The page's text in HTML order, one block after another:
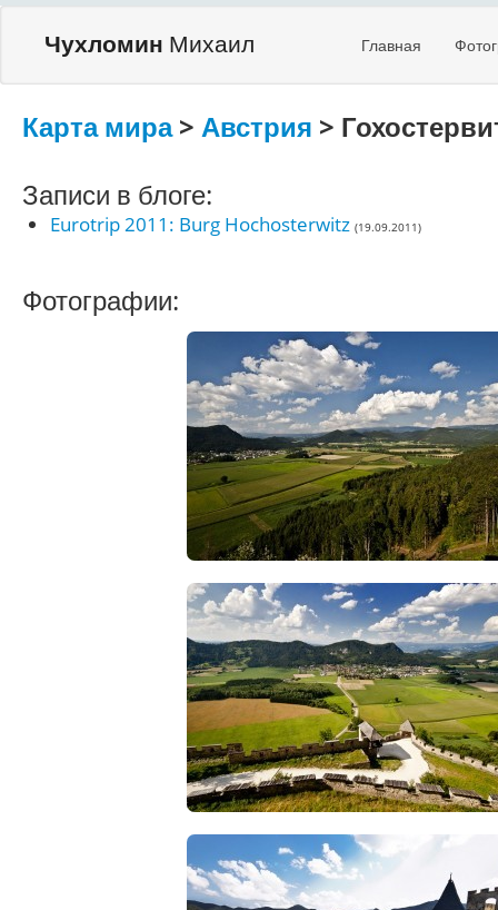
Чухломин Михаил Главная
Карта мира> Австрия >
Записи в блоге:
Eurotrip 2011: Burg Hochosterwitz (19.09.2011)
Фотографии: